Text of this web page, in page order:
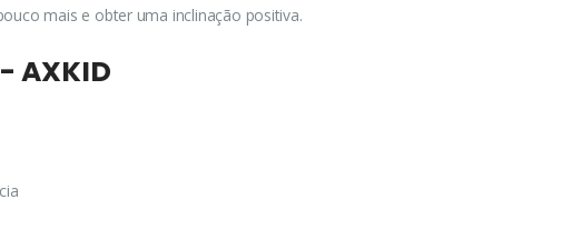
mais e obter uma inclinação positiva.
AXKID